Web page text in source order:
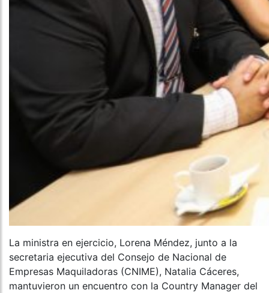
La ministra en ejercicio, Lorena Méndez, junto a la
secretaria ejecutiva del Consejo de Nacional de
Empresas Maquiladoras (CNIME), Natalia Cáceres,
mantuvieron un encuentro con la Country Manager del